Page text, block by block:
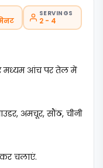
SERVINGS
2 - 4
मध्यम आंच पर तेल में
अमचूर, सौंठ, चीनी
चलाएं.